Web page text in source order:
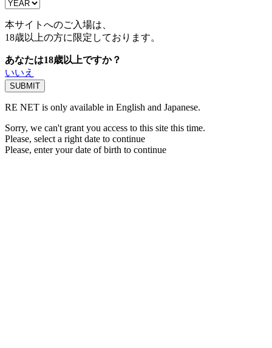
本サイトへのご入場は、
18歳以上の方に限定しております。
あなたは18歳以上ですか？
いいえ
RE NET is only available in English and Japanese.
Sorry, we can't grant you access to this site this time.
Please, select a right date to continue
Please, enter your date of birth to continue